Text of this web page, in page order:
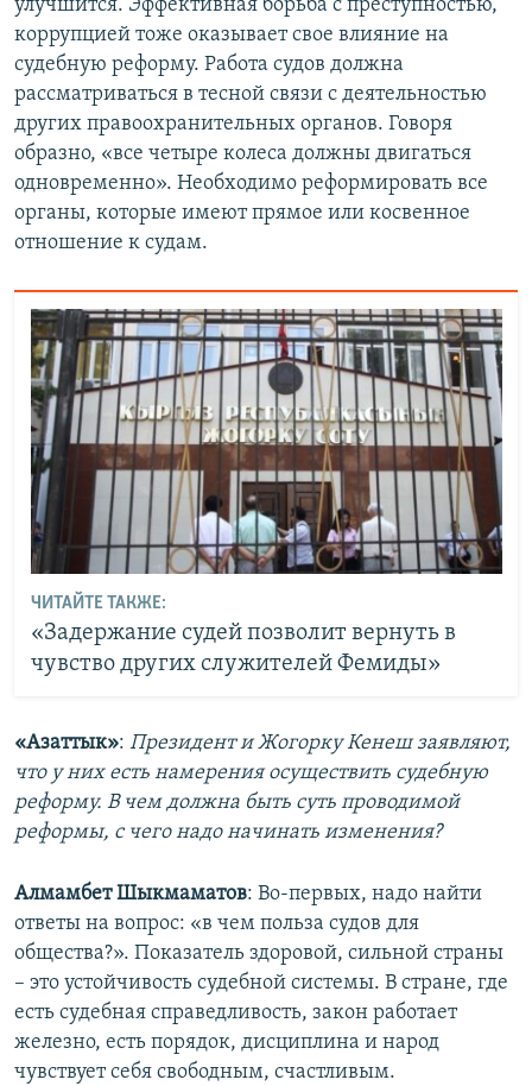
улучшится. Эффективная борьба с преступностью,
коррупцией тоже оказывает свое влияние на
судебную реформу. Работа судов должна
рассматриваться в тесной связи с деятельностью
других правоохранительных органов. Говоря
образно, «все четыре колеса должны двигаться
одновременно». Необходимо реформировать все
органы, которые имеют прямое или косвенное
отношение к судам.
ЧИТАЙТЕ ТАКЖЕ:
«Задержание судей позволит вернуть в
чувство других служителей Фемиды»
«Азаттык»: Президент и Жогорку Кенеш заявляют,
что у них есть намерения осуществить судебную
реформу. В чем должна быть суть проводимой
реформы, с чего надо начинать изменения?
Алмамбет Шыкмаматов: Во-первых, надо найти
ответы на вопрос: «в чем польза судов для
общества?». Показатель здоровой, сильной страны
– это устойчивость судебной системы. В стране, где
есть судебная справедливость, закон работает
железно, есть порядок, дисциплина и народ
чувствует себя свободным, счастливым.